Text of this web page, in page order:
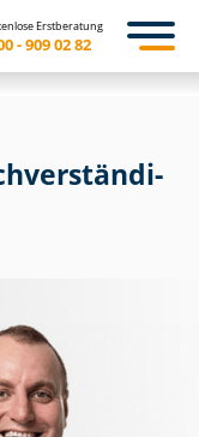
Erstberatung
- 909 02 82